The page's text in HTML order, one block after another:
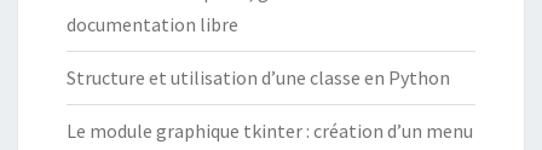
documentation libre
Structure et utilisation d’une classe en Python
Le module graphique tkinter : création d’un menu